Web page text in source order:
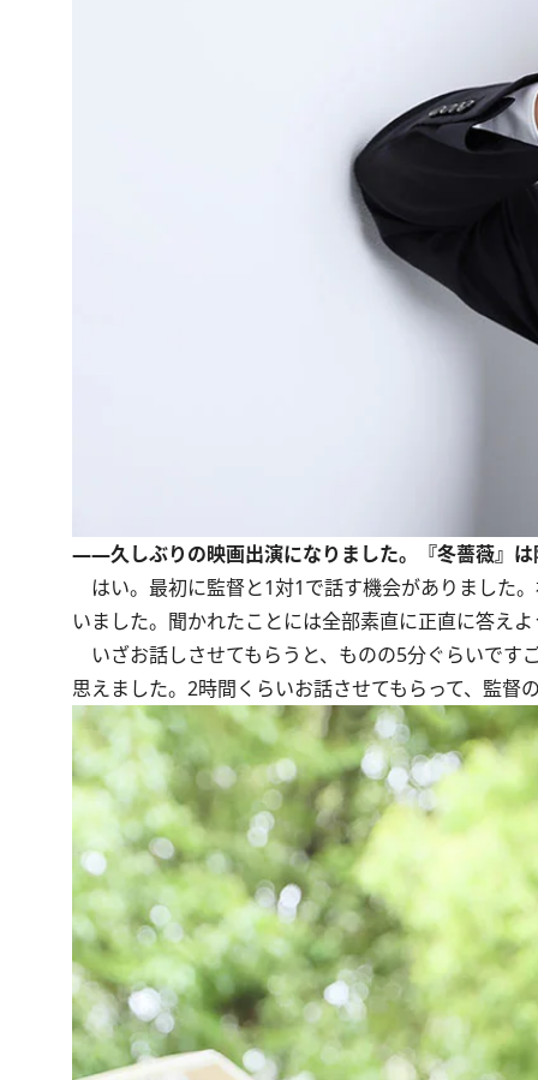
――久しぶりの映画出演になりました。『冬薔薇』
はい。最初に監督と1対1で話す機会がありました
いました。聞かれたことには全部素直に正直に答え
いざお話しさせてもらうと、ものの5分ぐらいです
思えました。2時間くらいお話させてもらって、監